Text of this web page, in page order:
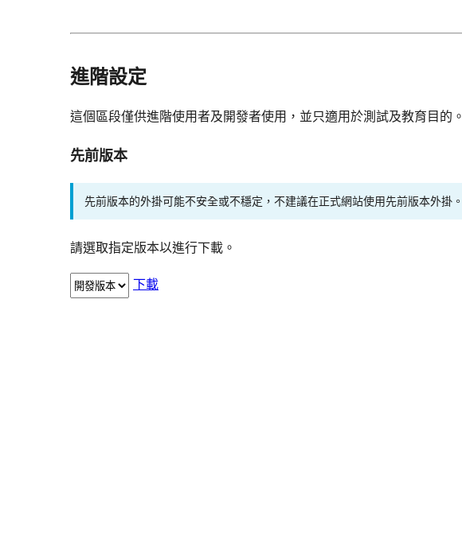
進階設定
這個區段僅供進階使用者及開發者使用，並只適用於測試及教育目的。
先前版本
先前版本的外掛可能不安全或不穩定，不建議在正式網站使用先前版本外掛。
請選取指定版本以進行下載。
下載